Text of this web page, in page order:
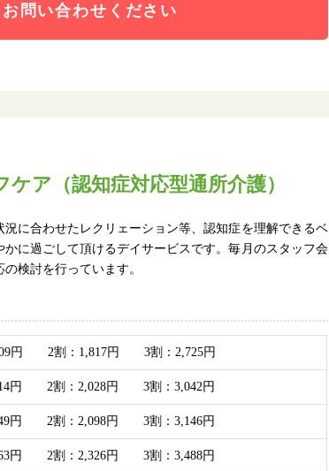
問い合わせください
ア（認知症対応型通所介護）
に合わせたレクリェーション等、認知症を理解できるベ
に過ごして頂けるデイサービスです。毎月のスタッフ会
検討を行っています。
円 2割：1,817円 3割：2,725円
円 2割：2,028円 3割：3,042円
円 2割：2,098円 3割：3,146円
円 2割：2,326円 3割：3,488円